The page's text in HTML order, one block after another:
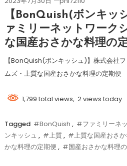
【BonQuish(ボンキッ
ァミリーネットワーク
な国産おさかな料理の
【BonQuish(ボンキッシュ)】株式会社
ムズ・上質な国産おさかな料理の定期便
1,799 total views, 2 views today
Tagged #BonQuish , #ファミリーネ
ンキッシュ , #上質, #上質な国産おさ
かな料理の定期便 , #国産おさかな料理